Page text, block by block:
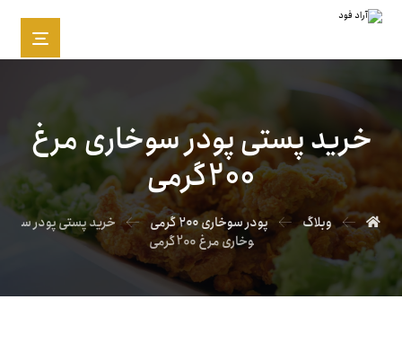
خرید پستی پودر سوخاری مرغ
200گرمی
وبلاگ پودر سوخاری ۲۰۰ گرمی
خرید پستی پودر س
وخاری مرغ 200گرمی